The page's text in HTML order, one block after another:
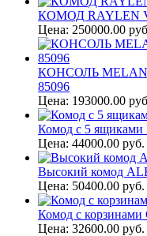
КОМОД RAYLEN
Цена: 250000.00
КОНСОЛЬ
85096
Цена: 193000.00
Комод с 5 ящиками
Цена: 44000.00 руб.
Высокий комод
Цена: 50400.00 руб.
Комод с
Цена: 32600.00 руб.